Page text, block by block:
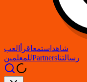
شاهد استمعاقرأ
العب
للمعلمينPartnersرسالتنا